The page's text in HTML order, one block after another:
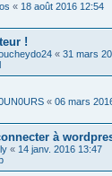
« 18 août 2016 12:54
!
« 31 mars
« 06 mars
à
« 14 janv. 2016 13:47